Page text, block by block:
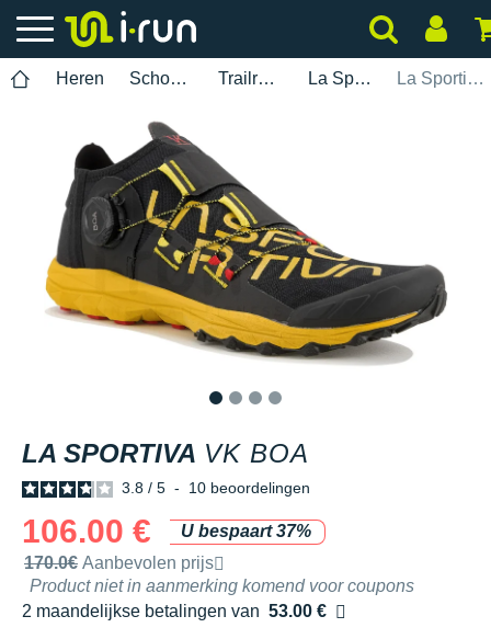
Heren Schoenen Trailrunning La Sportiva La Sportiva VK Boa
LA SPORTIVA VK BOA
3.8 / 5 - 10 beoordelingen
106.00 €
U bespaart 37%
Door het merk aanbevolen verkoopprijs
170.0€ Aanbevolen prijs
Product niet in aanmerking komend voor coupons
2 maandelijkse betalingen van 53.00 €
zonder kosten